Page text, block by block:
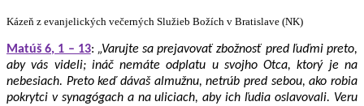
Kázeň z evanjelických večerných Služieb Božích v Bratislave (NK)
Matúš 6, 1 – 13: „Varujte sa prejavovať zbožnosť pred ľuďmi preto,
aby vás videli; ináč nemáte odplatu u svojho Otca, ktorý je na
nebesiach. Preto keď dávaš almužnu, netrúb pred sebou, ako robia
pokrytci v synagógach a na uliciach, aby ich ľudia oslavovali. Veru